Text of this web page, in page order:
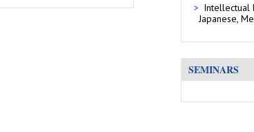
Intellectual
Japanese,
SEMINARS